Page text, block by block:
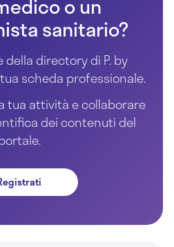
sanitario?
directory di P. by
scheda professionale.
tua attività e collaborare
dei contenuti del